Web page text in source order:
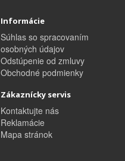
Informácie
Súhlas so spracovaním
osobných údajov
Odstúpenie od zmluvy
Obchodné podmienky
Zákaznícky servis
Kontaktujte nás
Reklamácie
Mapa stránok